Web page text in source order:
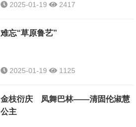
2025-01-19 2417
难忘“草原鲁艺”
2025-01-19 1125
金枝衍庆 凤舞巴林——清固伦淑慧
公主